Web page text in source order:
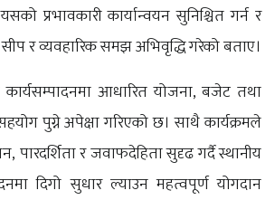
प्रभावकारी कार्यान्वयन सुनिश्चित गर्न र
र व्यवहारिक समझ अभिवृद्धि गरेको बताए।
आधारित योजना, बजेट तथा
पुग्ने अपेक्षा गरिएको छ। साथै कार्यक्रमले
पारदर्शिता र जवाफदेहिता सुदृढ गर्दै स्थानीय
दिगो सुधार ल्याउन महत्वपूर्ण योगदान